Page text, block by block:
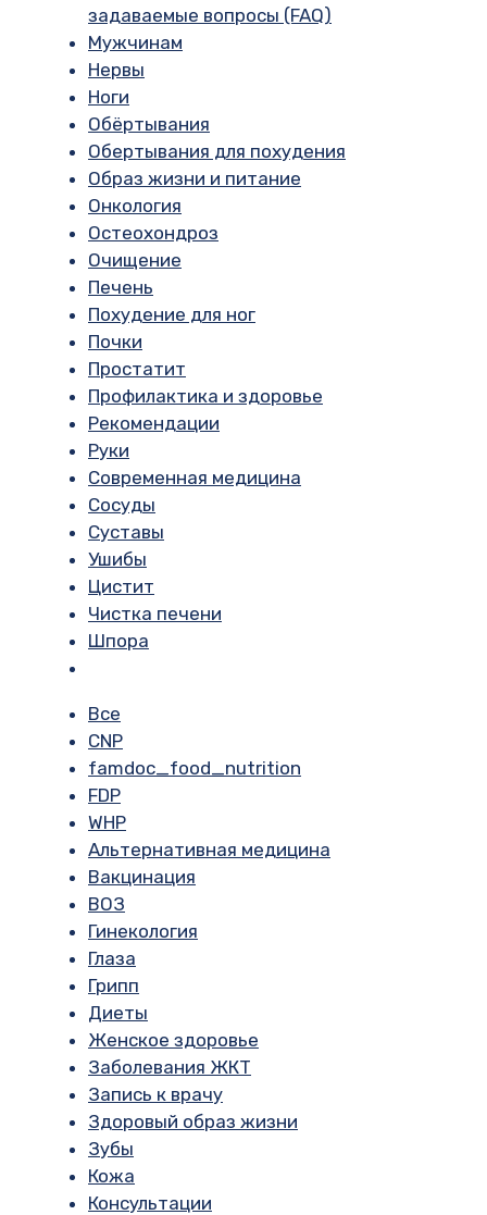
задаваемые вопросы (FAQ)
Мужчинам
Нервы
Ноги
Обёртывания
Обертывания для похудения
Образ жизни и питание
Онкология
Остеохондроз
Очищение
Печень
Похудение для ног
Почки
Простатит
Профилактика и здоровье
Рекомендации
Руки
Современная медицина
Сосуды
Суставы
Ушибы
Цистит
Чистка печени
Шпора
Все
CNP
famdoc_food_nutrition
FDP
WHP
Альтернативная медицина
Вакцинация
ВОЗ
Гинекология
Глаза
Грипп
Диеты
Женское здоровье
Заболевания ЖКТ
Запись к врачу
Здоровый образ жизни
Зубы
Кожа
Консультации